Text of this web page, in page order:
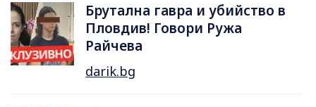
Брутална гавра и убийство в
Пловдив! Говори Ружа
Райчева
darik.bg